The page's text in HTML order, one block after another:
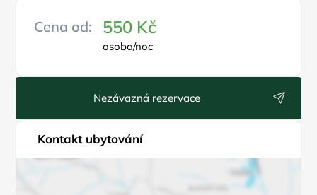
Cena od: 550 Kč
osoba/noc
Nezávazná rezervace
Kontakt ubytování